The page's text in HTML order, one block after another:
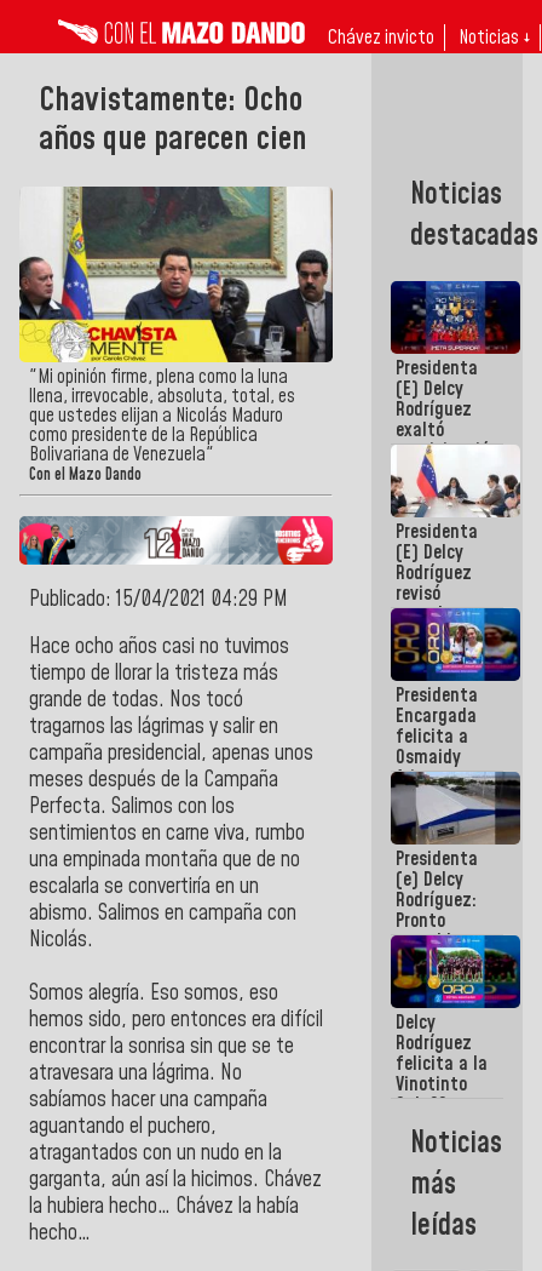
Chávez invicto Noticias ↓
Chavistamente: Ocho
años que parecen cien
"Mi opinión firme, plena como la luna
llena, irrevocable, absoluta, total, es
que ustedes elijan a Nicolás Maduro
como presidente de la República
Bolivariana de Venezuela"
Con el Mazo Dando
Publicado: 15/04/2021 04:29 PM
Hace ocho años casi no tuvimos
tiempo de llorar la tristeza más
grande de todas. Nos tocó
tragarnos las lágrimas y salir en
campaña presidencial, apenas unos
meses después de la Campaña
Perfecta. Salimos con los
sentimientos en carne viva, rumbo
una empinada montaña que de no
escalarla se convertiría en un
abismo. Salimos en campaña con
Nicolás.
Somos alegría. Eso somos, eso
hemos sido, pero entonces era difícil
encontrar la sonrisa sin que se te
atravesara una lágrima. No
sabíamos hacer una campaña
aguantando el puchero,
atragantados con un nudo en la
garganta, aún así la hicimos. Chávez
la hubiera hecho… Chávez la había
hecho…
Noticias
destacadas
Presidenta
(E) Delcy
Rodríguez
exaltó
participación
de
Venezuela
en Juegos
Centroamericanos
y del Caribe
2026
Presidenta
(E) Delcy
Rodríguez
revisó
agenda
económica y
ejecución de
fondos de
emergencia
post-sismos
Presidenta
Encargada
felicita a
Osmaidy
Arias y
Giraly
Marcano por
hacer
historia en
los
Centroamericanos
Presidenta
(e) Delcy
Rodríguez:
Pronto
restableceremos
las
operaciones
en el
Aeropuerto
Internacional
de
Maiquetía
Delcy
Rodríguez
felicita a la
Vinotinto
Sub 20
campeona
frente
México Sub
23 en los
Centroamericanos
Noticias
más
leídas